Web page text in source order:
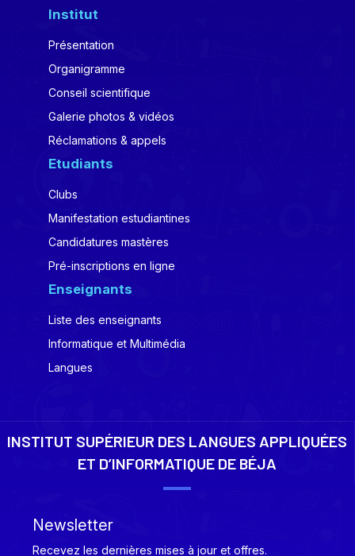
Institut
Présentation
Organigramme
Conseil scientifique
Galerie photos & vidéos
Réclamations & appels
Etudiants
Clubs
Manifestation estudiantines
Candidatures mastères
Pré-inscriptions en ligne
Enseignants
Liste des enseignants
Informatique et Multimédia
Langues
INSTITUT SUPÉRIEUR DES LANGUES APPLIQUÉES
ET D’INFORMATIQUE DE BÉJA
Newsletter
Recevez les dernières mises à jour et offres.